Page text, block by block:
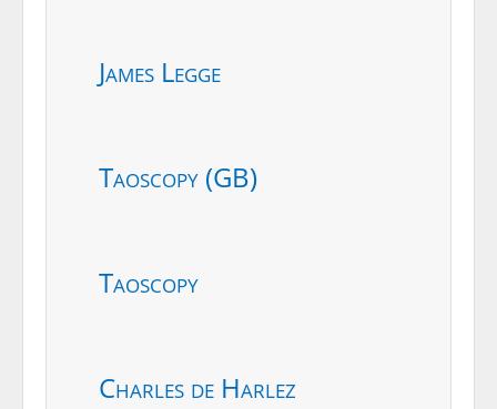
James Legge
Taoscopy (GB)
Taoscopy
Charles de Harlez